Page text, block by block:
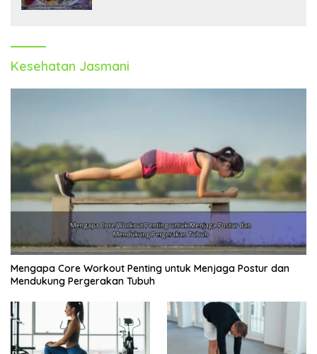
Kesehatan Jasmani
Mengapa Core Workout Penting untuk Menjaga Postur dan
Mendukung Pergerakan Tubuh